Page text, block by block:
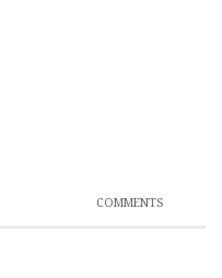
COMMENTS